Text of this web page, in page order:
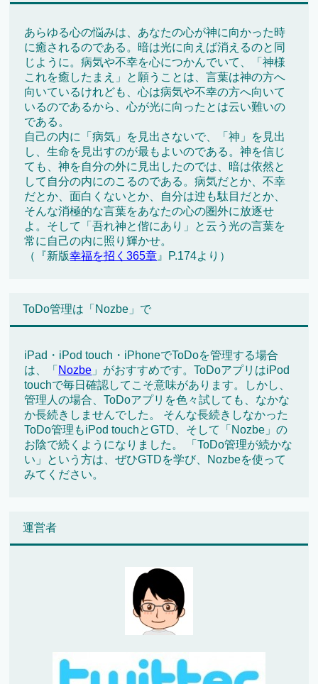
あらゆる心の悩みは、あなたの心が神に向かった時
に癒されるのである。暗は光に向えば消えるのと同
じように。病気や不幸を心につかんでいて、「神様
これを癒したまえ」と願うことは、言葉は神の方へ
向いているけれども、心は病気や不幸の方へ向いて
いるのであるから、心が光に向ったとは云い難いの
である。
自己の内に「病気」を見出さないで、「神」を見出
し、生命を見出すのが最もよいのである。神を信じ
ても、神を自分の外に見出したのでは、暗は依然と
して自分の内にのこるのである。病気だとか、不幸
だとか、面白くないとか、自分は迚も駄目だとか、
そんな消極的な言葉をあなたの心の圏外に放逐せ
よ。そして「吾れ神と偕にあり」と云う光の言葉を
常に自己の内に照り輝かせ。
（『新版幸福を招く365章 』P.174より）
ToDo管理は「Nozbe」で
iPad・iPod touch・iPhoneでToDoを管理する場合
は、「 Nozbe 」がおすすめです。ToDoアプリはiPod
touchで毎日確認してこそ意味があります。しかし、
管理人の場合、ToDoアプリを色々試しても、なかな
か長続きしませんでした。 そんな長続きしなかった
ToDo管理もiPod touchとGTD、そして「Nozbe」の
お陰で続くようになりました。 「ToDo管理が続かな
い」という方は、ぜひGTDを学び、Nozbeを使って
みてください。
運営者